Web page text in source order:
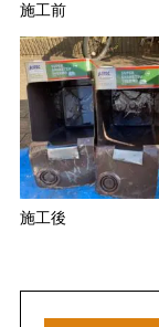
施工前
施工後